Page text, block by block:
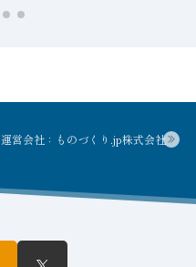
運営会社：ものづくり.jp株式会社